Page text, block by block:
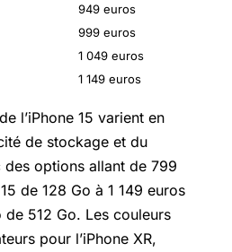
949 euros
999 euros
1 049 euros
1 149 euros
l’iPhone 15 varient en
de stockage et du
options allant de 799
de 128 Go à 1 149 euros
de 512 Go. Les couleurs
pour l’iPhone XR,